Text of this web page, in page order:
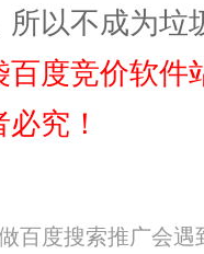
所以不成为垃
百度竞价软件
究！
百度搜索推广会遇